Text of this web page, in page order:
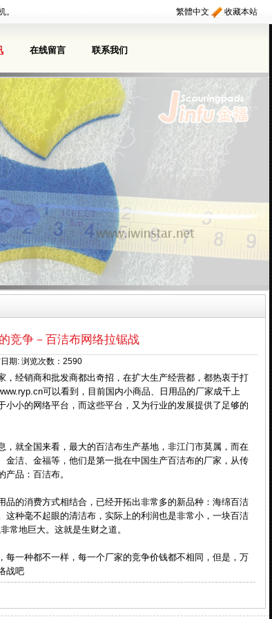
繁體中文 收藏本站
。
在线留言 联系我们
竞争－百洁布网络拉锯战
期: 浏览次数：2590
经销商和批发商都出奇招，在扩大生产经营都，都热衷于打
可以看到，目前国内小商品、日用品的厂家成千上
小的网络平台，而这些平台，又为行业的发展提供了足够的
就全国来看，最大的百洁布生产基地，非江门市莫属，而在
洁、金福等，他们是第一批在中国生产百洁布的厂家，从传
品：百洁布。
品的消费方式相结合，已经开拓出非常多的新品种：海绵百洁
种毫不起眼的清洁布，实际上的利润也是非常小，一块百洁
常地巨大。这就是生财之道。
一种都不一样，每一个厂家的竞争价钱都不相同，但是，万
战吧